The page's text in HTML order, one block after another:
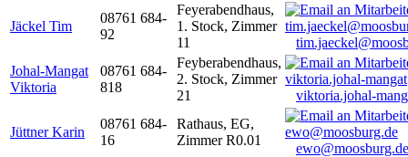
Jäckel Tim
08761 684-
92
Feyerabendhaus,
1. Stock, Zimmer
11
Johal-Mangat
Viktoria
08761 684-
818
Feyberabendhaus,
2. Stock, Zimmer
21
viktoria.johal-
Jüttner Karin
08761 684-
16
Rathaus, EG,
Zimmer R0.01
ewo@moosburg.de